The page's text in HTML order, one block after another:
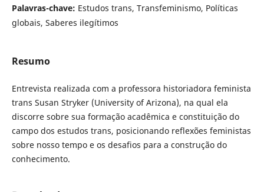
Palavras-chave: Estudos trans, Transfeminismo, Políticas
globais, Saberes ilegítimos
Resumo
Entrevista realizada com a professora historiadora feminista
trans Susan Stryker (University of Arizona), na qual ela
discorre sobre sua formação acadêmica e constituição do
campo dos estudos trans, posicionando reflexões feministas
sobre nosso tempo e os desafios para a construção do
conhecimento.